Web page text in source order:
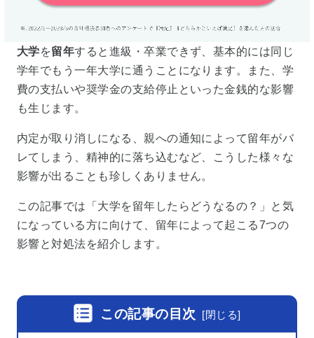
大学を留年すると進級・卒業できず、基本的には同じ
学年でもう一年大学に通うことになります。また、学
費の支払いや奨学金の支給停止といった金銭的な影響
も生じます。
内定が取り消しになる、親への通知によって留年がバ
レてしまう、精神的に落ち込むなど、こうした様々な
影響が出ることも珍しくありません。
この記事では「大学を留年したらどうなるの？」と気
になっている方に向けて、留年によって起こる7つの
影響と対処法を紹介します。
この記事の目次 [閉じる]